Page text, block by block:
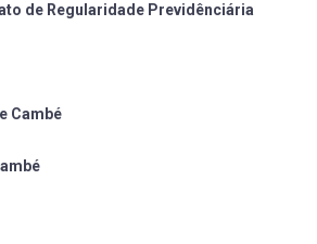
de Regularidade Previdênciária
Cambé